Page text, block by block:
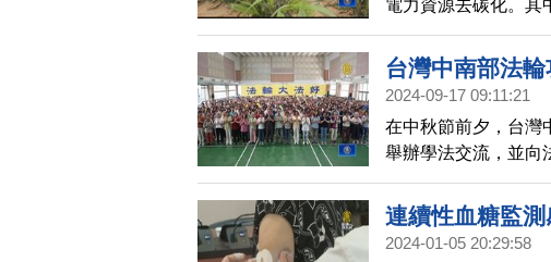
在後，雙方差距在
電力資源去碳化。其
成為台灣永續淨零的
畫，盼更多民眾及小
台灣中南部法
2024-09-17 09:11:21
在中秋節前夕，台灣
舉辦學法交流，並向
連續性血糖監
2024-01-05 20:29:58